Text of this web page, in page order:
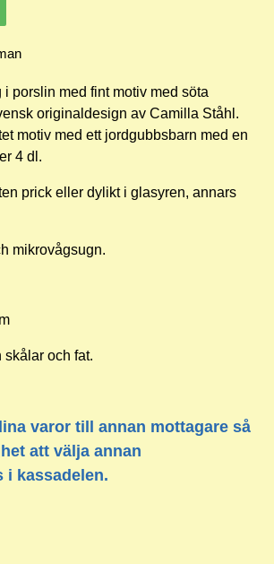
porslin med fint motiv med söta
originaldesign av Camilla Ståhl.
motiv med ett jordgubbsbarn med en
4 dl.
prick eller dylikt i glasyren, annars
mikrovågsugn.
skålar och fat.
varor till annan mottagare så
att välja annan
i kassadelen.